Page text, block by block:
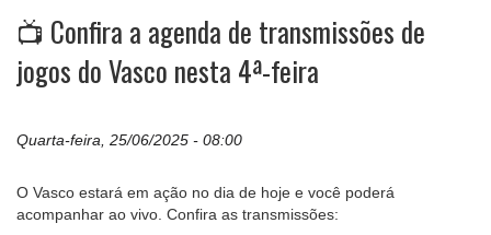
📺 Confira a agenda de transmissões de
jogos do Vasco nesta 4ª-feira
Quarta-feira, 25/06/2025 - 08:00
O Vasco estará em ação no dia de hoje e você poderá
acompanhar ao vivo. Confira as transmissões: